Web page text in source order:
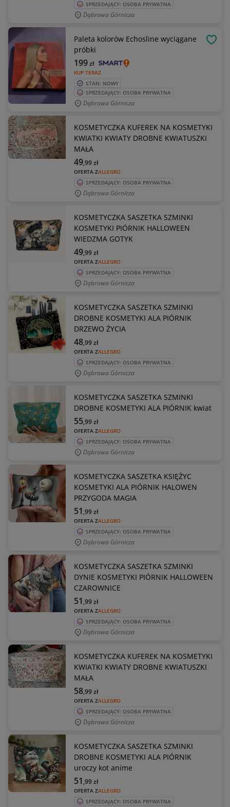
SPRZEDAJĄCY: OSOBA PRYWATNA
Dąbrowa Górnicza
Paleta kolorów Echosline wyciągane
próbki
KUP TERAZ
199zł
STAN: NOWY
SPRZEDAJĄCY: OSOBA PRYWATNA
Dąbrowa Górnicza
KOSMETYCZKA KUFEREK NA KOSMETYKI
KWIATKI KWIATY DROBNE KWIATUSZKI
MAŁA
OFERTA ZALLEGRO
49,99zł
SPRZEDAJĄCY: OSOBA PRYWATNA
Dąbrowa Górnicza
KOSMETYCZKA SASZETKA SZMINKI
KOSMETYKI PIÓRNIK HALLOWEEN
WIEDZMA GOTYK
OFERTA ZALLEGRO
49,99zł
SPRZEDAJĄCY: OSOBA PRYWATNA
Dąbrowa Górnicza
KOSMETYCZKA SASZETKA SZMINKI
DROBNE KOSMETYKI ALA PIÓRNIK
DRZEWO ŻYCIA
OFERTA ZALLEGRO
48,99zł
SPRZEDAJĄCY: OSOBA PRYWATNA
Dąbrowa Górnicza
KOSMETYCZKA SASZETKA SZMINKI
DROBNE KOSMETYKI ALA PIÓRNIK kwiat
OFERTA ZALLEGRO
55,99zł
SPRZEDAJĄCY: OSOBA PRYWATNA
Dąbrowa Górnicza
KOSMETYCZKA SASZETKA KSIĘŻYC
KOSMETYKI ALA PIÓRNIK HALOWEN
PRZYGODA MAGIA
OFERTA ZALLEGRO
51 ,99zł
SPRZEDAJĄCY: OSOBA PRYWATNA
Dąbrowa Górnicza
KOSMETYCZKA SASZETKA SZMINKI
DYNIE KOSMETYKI PIÓRNIK HALLOWEEN
CZAROWNICE
OFERTA ZALLEGRO
51 ,99zł
SPRZEDAJĄCY: OSOBA PRYWATNA
Dąbrowa Górnicza
KOSMETYCZKA KUFEREK NA KOSMETYKI
KWIATKI KWIATY DROBNE KWIATUSZKI
MAŁA
OFERTA ZALLEGRO
58,99zł
SPRZEDAJĄCY: OSOBA PRYWATNA
Dąbrowa Górnicza
KOSMETYCZKA SASZETKA SZMINKI
DROBNE KOSMETYKI ALA PIÓRNIK
uroczy kot anime
OFERTA ZALLEGRO
51 ,99zł
SPRZEDAJĄCY: OSOBA PRYWATNA